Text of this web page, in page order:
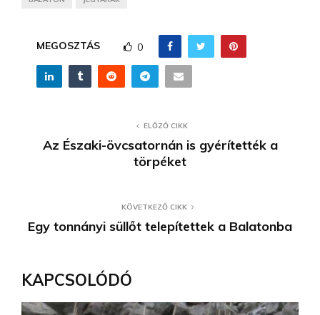
MEGOSZTÁS 0
ELŐZŐ CIKK
Az Északi-övcsatornán is gyérítették a
törpéket
KÖVETKEZŐ CIKK
Egy tonnányi süllőt telepítettek a Balatonba
KAPCSOLÓDÓ